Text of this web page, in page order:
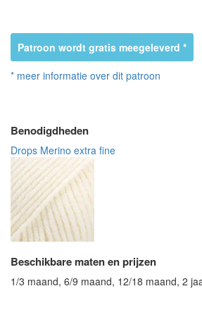
Patroon wordt gratis meegeleverd *
* meer informatie over dit patroon
Benodigdheden
Drops Merino extra fine
Beschikbare maten en prijzen
1/3 maand, 6/9 maand, 12/18 maand, 2